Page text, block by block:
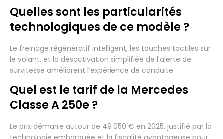
Quelles sont les particularités
technologiques de ce modèle ?
Le freinage régénératif intelligent, les touches tactiles sur
le volant, et la désactivation simplifiée de l’alerte de
survitesse améliorent l’expérience de conduite.
Quel est le tarif de la Mercedes
Classe A 250e ?
Le prix démarre autour de 49 050 € en 2025, justifié par la